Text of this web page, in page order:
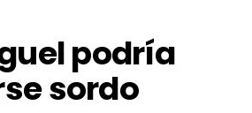
podría
sordo